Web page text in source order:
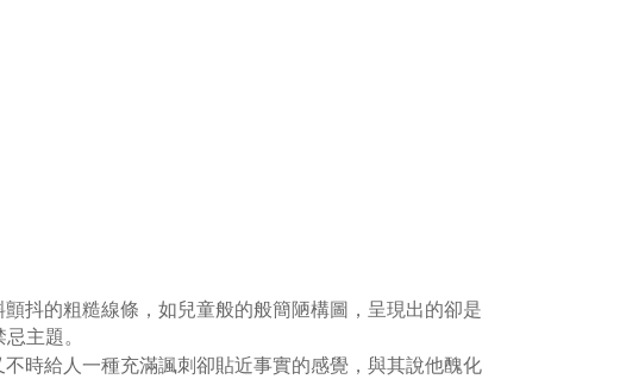
顫抖的粗糙線條，如兒童般的般簡陋構圖，呈現出的卻是
主題。
時給人一種充滿諷刺卻貼近事實的感覺，與其說他醜化